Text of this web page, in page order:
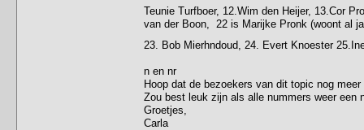
Teunie Turfboer, 12.Wim den Heijer, 13.Cor
van der Boon, 22 is Marijke Pronk (woont al
23. Bob Mierhndoud, 24. Evert Knoester
n en nr
Hoop dat de bezoekers van dit topic nog
Zou best leuk zijn als alle nummers weer een
Groetjes,
Carla